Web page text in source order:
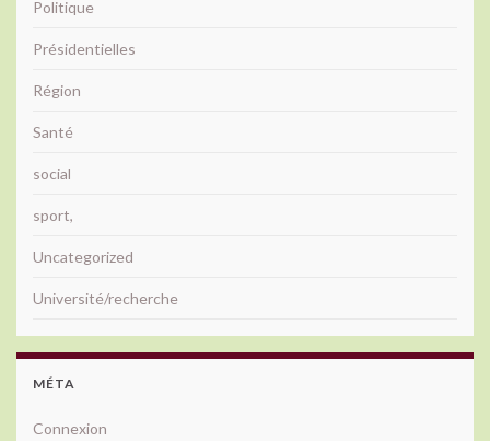
Politique
Présidentielles
Région
Santé
social
sport,
Uncategorized
Université/recherche
MÉTA
Connexion